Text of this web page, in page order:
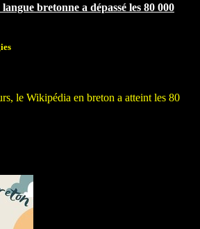
bretonne a dépassé les 80 000
le Wikipédia en breton a atteint les 80